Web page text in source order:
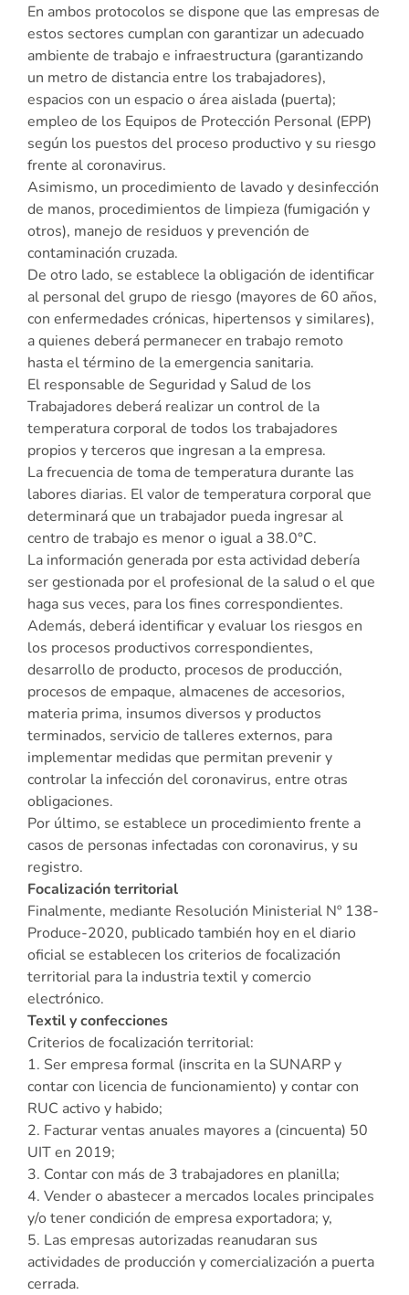
En ambos protocolos se dispone que las empresas de
estos sectores cumplan con garantizar un adecuado
ambiente de trabajo e infraestructura (garantizando
un metro de distancia entre los trabajadores),
espacios con un espacio o área aislada (puerta);
empleo de los Equipos de Protección Personal (EPP)
según los puestos del proceso productivo y su riesgo
frente al coronavirus.
Asimismo, un procedimiento de lavado y desinfección
de manos, procedimientos de limpieza (fumigación y
otros), manejo de residuos y prevención de
contaminación cruzada.
De otro lado, se establece la obligación de identificar
al personal del grupo de riesgo (mayores de 60 años,
con enfermedades crónicas, hipertensos y similares),
a quienes deberá permanecer en trabajo remoto
hasta el término de la emergencia sanitaria.
El responsable de Seguridad y Salud de los
Trabajadores deberá realizar un control de la
temperatura corporal de todos los trabajadores
propios y terceros que ingresan a la empresa.
La frecuencia de toma de temperatura durante las
labores diarias. El valor de temperatura corporal que
determinará que un trabajador pueda ingresar al
centro de trabajo es menor o igual a 38.0°C.
La información generada por esta actividad debería
ser gestionada por el profesional de la salud o el que
haga sus veces, para los fines correspondientes.
Además, deberá identificar y evaluar los riesgos en
los procesos productivos correspondientes,
desarrollo de producto, procesos de producción,
procesos de empaque, almacenes de accesorios,
materia prima, insumos diversos y productos
terminados, servicio de talleres externos, para
implementar medidas que permitan prevenir y
controlar la infección del coronavirus, entre otras
obligaciones.
Por último, se establece un procedimiento frente a
casos de personas infectadas con coronavirus, y su
registro.
Focalización territorial
Finalmente, mediante Resolución Ministerial Nº 138-
Produce-2020, publicado también hoy en el diario
oficial se establecen los criterios de focalización
territorial para la industria textil y comercio
electrónico.
Textil y confecciones
Criterios de focalización territorial:
1. Ser empresa formal (inscrita en la SUNARP y
contar con licencia de funcionamiento) y contar con
RUC activo y habido;
2. Facturar ventas anuales mayores a (cincuenta) 50
UIT en 2019;
3. Contar con más de 3 trabajadores en planilla;
4. Vender o abastecer a mercados locales principales
y/o tener condición de empresa exportadora; y,
5. Las empresas autorizadas reanudaran sus
actividades de producción y comercialización a puerta
cerrada.